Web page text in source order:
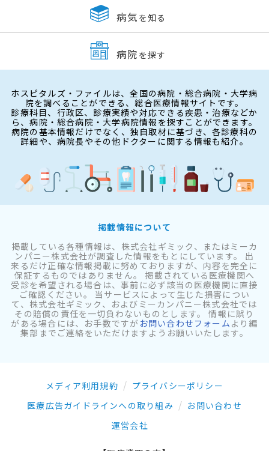
病気 を知る
病院 を探す
ホスピタルズ・ファイルは、全国の病院・総合病院・大学病
院を調べることができる、総合医療情報サイトです。
診療科目、行政区、診療実績や対応できる疾患・治療などか
ら、病院・総合病院・大学病院情報を探すことができます。
病院の基本情報だけでなく、独自取材に基づき、各診療科の
詳細や、病院長やその他ドクターに関する情報も紹介。
掲載情報について
掲載している各種情報は、株式会社ギミック、またはミーカ
ンパニー株式会社が調査した情報をもとにしています。 出
来るだけ正確な情報掲載に努めておりますが、内容を完全に
保証するものではありません。 掲載されている医療機関へ
受診を希望される場合は、事前に必ず該当の医療機関に直接
ご確認ください。 当サービスによって生じた損害につい
て、株式会社ギミック、およびミーカンパニー株式会社では
その賠償の責任を一切負わないものとします。 情報に誤り
がある場合には、お手数ですが お問い合わせフォーム より編
集部までご連絡をいただけますようお願いいたします。
メディア利用規約
プライバシーポリシー
医療広告ガイドラインへの取り組み
お問い合わせ
運営会社